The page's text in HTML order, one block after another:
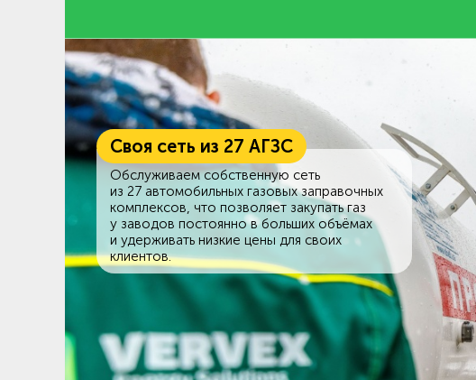
Своя сеть из 27 АГЗС
Обслуживаем собственную сеть
из 27 автомобильных газовых заправочных
комплексов, что позволяет закупать газ
у заводов постоянно в больших объёмах
и удерживать низкие цены для своих
клиентов.